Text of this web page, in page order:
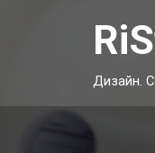
Дизайн.